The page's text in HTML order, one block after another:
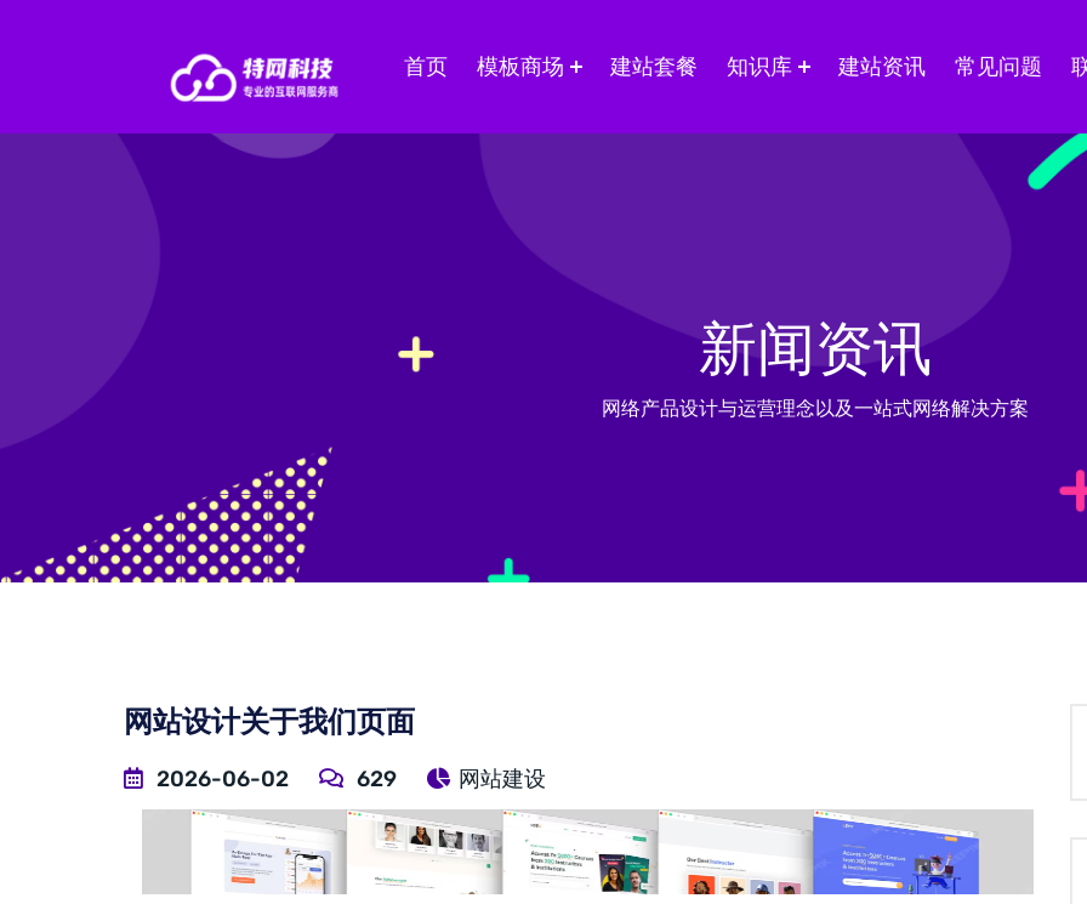
首页 模板商场 建站套餐 知识库 建站资讯 常见问题
新闻资讯
网络产品设计与运营理念以及一站式网络解决方案
网站设计关于我们页面
2026-06-02 629 网站建设